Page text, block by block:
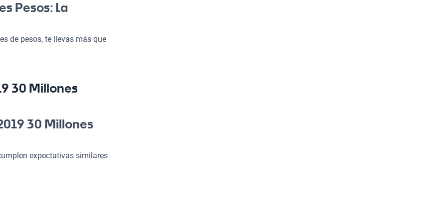
Pesos: La
de pesos, te llevas más que
perfecto para el día a día,
pena, destacándose en su
que cada viaje sea
30 Millones
30 Millones
expectativas similares
y confort sin perder la